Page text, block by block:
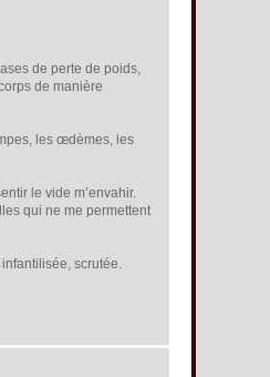
de perte de poids,
de manière
les œdèmes, les
le vide m’envahir.
qui ne me permettent
scrutée.